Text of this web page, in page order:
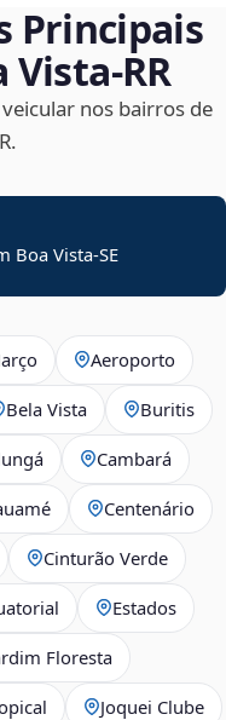
Principais
nos bairros de
Boa Vista-SE
Aeroporto
Bela Vista Buritis
Cambará
Centenário
Cinturão Verde
Estados
Floresta
Joquei Clube